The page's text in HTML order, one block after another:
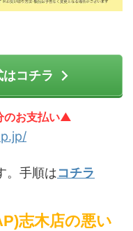
コチラ
のお支払い▲
。手順はコチラ
志木店の悪い